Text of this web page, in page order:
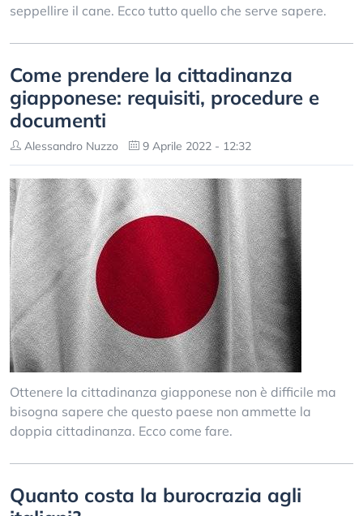
seppellire il cane. Ecco tutto quello che serve sapere.
Come prendere la cittadinanza
giapponese: requisiti, procedure e
documenti
Alessandro Nuzzo 9 Aprile 2022 - 12:32
Ottenere la cittadinanza giapponese non è difficile ma
bisogna sapere che questo paese non ammette la
doppia cittadinanza. Ecco come fare.
Quanto costa la burocrazia agli